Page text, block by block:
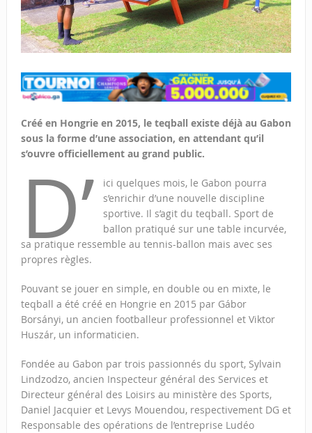
Créé en Hongrie en 2015, le teqball existe déjà au Gabon
sous la forme d’une association, en attendant qu’il
s’ouvre officiellement au grand public.
D’
ici quelques mois, le Gabon pourra
s’enrichir d’une nouvelle discipline
sportive. Il s’agit du teqball. Sport de
ballon pratiqué sur une table incurvée,
sa pratique ressemble au tennis-ballon mais avec ses
propres règles.
Pouvant se jouer en simple, en double ou en mixte, le
teqball a été créé en Hongrie en 2015 par Gábor
Borsányi, un ancien footballeur professionnel et Viktor
Huszár, un informaticien.
Fondée au Gabon par trois passionnés du sport, Sylvain
Lindzodzo, ancien Inspecteur général des Services et
Directeur général des Loisirs au ministère des Sports,
Daniel Jacquier et Levys Mouendou, respectivement DG et
Responsable des opérations de l’entreprise Ludéo